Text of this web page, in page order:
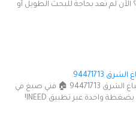
لم تعد بحاجة للبحث الطويل أو
صباغ وتركيب ورق جدران بشرق /صباغ الشرق 94471713 🏠 فني صبغ في
شرق – احصل على الأفضل والأرخص بضغطة واحدة عبر تطبيق INEED!